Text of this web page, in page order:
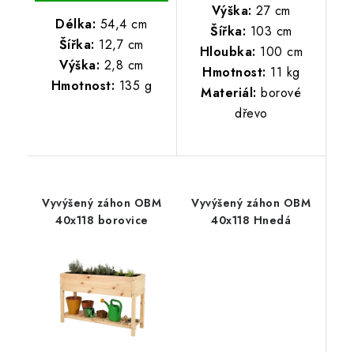
Délka: 54,4 cm
Šířka: 12,7 cm
Výška: 2,8 cm
Hmotnost: 135 g
Výška: 27 cm
Šířka: 103 cm
Hloubka: 100 cm
Hmotnost: 11 kg
Materiál: borové
dřevo
Vyvýšený záhon OBM
40x118 borovice
Vyvýšený záhon OBM
40x118 Hnedá